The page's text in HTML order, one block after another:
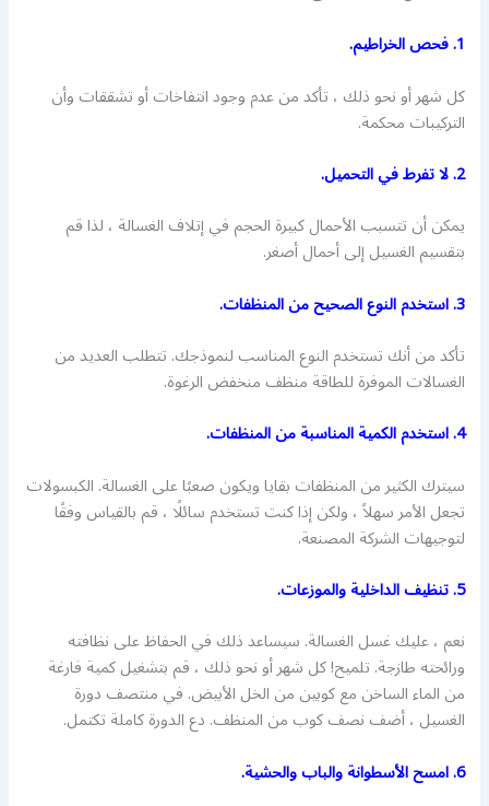
1. فحص الخراطيم.
كل شهر أو نحو ذلك ، تأكد من عدم وجود انتفاخات أو تشققات وأن
التركيبات محكمة.
2. لا تفرط في التحميل.
يمكن أن تتسبب الأحمال كبيرة الحجم في إتلاف الغسالة ، لذا قم
بتقسيم الغسيل إلى أحمال أصغر.
3. استخدم النوع الصحيح من المنظفات.
تأكد من أنك تستخدم النوع المناسب لنموذجك. تتطلب العديد من
الغسالات الموفرة للطاقة منظف منخفض الرغوة.
4. استخدم الكمية المناسبة من المنظفات.
سيترك الكثير من المنظفات بقايا ويكون صعبًا على الغسالة. الكبسولات
تجعل الأمر سهلاً ، ولكن إذا كنت تستخدم سائلًا ، قم بالقياس وفقًا
لتوجيهات الشركة المصنعة.
5. تنظيف الداخلية والموزعات.
نعم ، عليك غسل الغسالة. سيساعد ذلك في الحفاظ على نظافته
ورائحته طازجة. تلميح! كل شهر أو نحو ذلك ، قم بتشغيل كمية فارغة
من الماء الساخن مع كوبين من الخل الأبيض. في منتصف دورة
الغسيل ، أضف نصف كوب من المنظف. دع الدورة كاملة تكتمل.
6. امسح الأسطوانة والباب والحشية.